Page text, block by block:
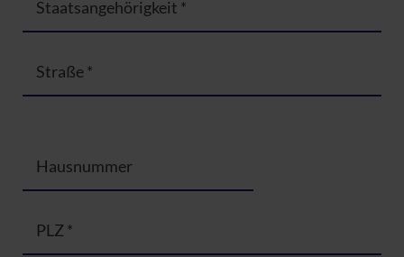
Staatsangehörigkeit *
Straße*
Hausnummer
PLZ*